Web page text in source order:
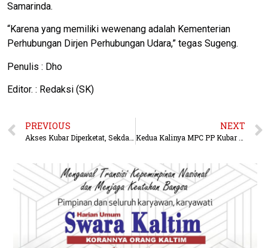
Samarinda.
“Karena yang memiliki wewenang adalah Kementerian
Perhubungan Dirjen Perhubungan Udara,” tegas Sugeng.
Penulis : Dho
Editor. : Redaksi (SK)
PREVIOUS NEXT